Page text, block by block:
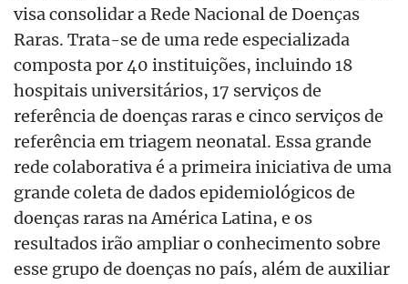
visa consolidar a Rede Nacional de Doenças
Raras. Trata-se de uma rede especializada
composta por 40 instituições, incluindo 18
hospitais universitários, 17 serviços de
referência de doenças raras e cinco serviços de
referência em triagem neonatal. Essa grande
rede colaborativa é a primeira iniciativa de uma
grande coleta de dados epidemiológicos de
doenças raras na América Latina, e os
resultados irão ampliar o conhecimento sobre
esse grupo de doenças no país, além de auxiliar